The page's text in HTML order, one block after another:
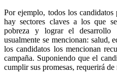
Por ejemplo, todos los
hay sectores claves a los que
pobreza y lograr el
usualmente se mencionan: salud,
los candidatos los mencionan
campaña. Suponiendo que el
cumplir sus promesas, requerirá de